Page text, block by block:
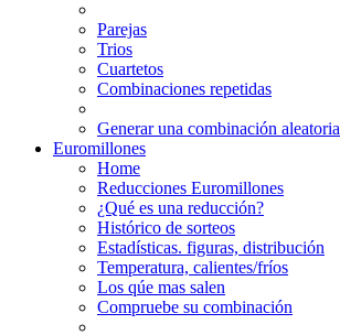
Parejas
Trios
Cuartetos
Combinaciones repetidas
Generar una combinación aleatoria
Euromillones
Home
Reducciones Euromillones
¿Qué es una reducción?
Histórico de sorteos
Estadísticas. figuras, distribución
Temperatura, calientes/fríos
Los qúe mas salen
Compruebe su combinación